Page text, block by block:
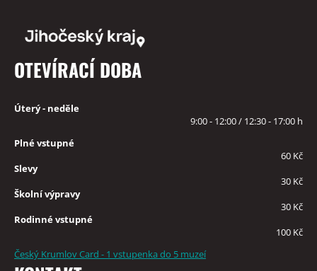
OTEVÍRACÍ DOBA
Úterý - neděle
9:00 - 12:00 / 12:30 - 17:00 h
Plné vstupné
60 Kč
Slevy
30 Kč
Školní výpravy
30 Kč
Rodinné vstupné
100 Kč
Český Krumlov Card - 1 vstupenka do 5 muzeí